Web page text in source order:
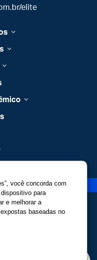
elite
você concorda com
para
e melhorar a
baseadas no